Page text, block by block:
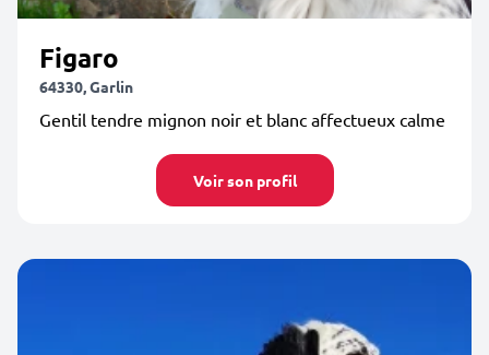
Figaro
64330, Garlin
Gentil tendre mignon noir et blanc affectueux calme
Voir son profil